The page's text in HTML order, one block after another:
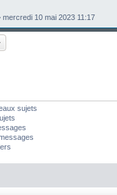
mercredi 10 mai 2023 11:17
sujets